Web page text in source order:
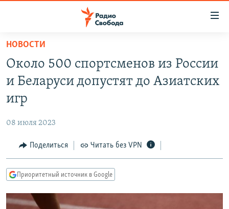
упрощенного
доступа
Вернуться
основному
Вернутся
Вернутся
поиску
АВТОРСКИЕ ПРОЕКТЫ
МНЕНИЯ
КУЛЬТУРА
КАВКАЗ.РЕАЛИИ
СЕВЕР.РЕАЛИИ
НОВОСТИ
Около 500 спортсменов из России
и Беларуси допустят до Азиатских
игр
08 июля 2023
Поделиться Читать без VPN
Приоритетный источник в Google